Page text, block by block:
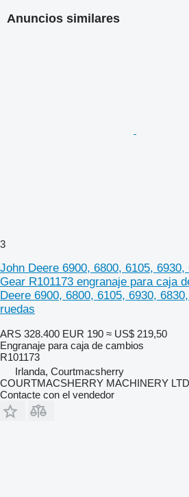
Anuncios similares
3
John Deere 6900, 6800, 6105,
Gear R101173 engranaje para caja
Deere 6900, 6800, 6105, 6930,
ruedas
ARS 328.400 EUR 190 ≈ US$ 219,50
Engranaje para caja de cambios
R101173
Irlanda, Courtmacsherry
COURTMACSHERRY MACHINERY LTD
Contacte con el vendedor